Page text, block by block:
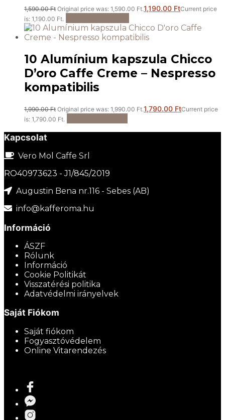
1,590.00Ft Original price was: 1,590.00 Ft.1,190.00 FtCurrent price
is: 1,190.00 Ft.
10 Alumínium kapszula Chicco
D’oro Caffe Creme – Nespresso
kompatibilis
1,990.00Ft Original price was: 1,990.00 Ft.1,790.00 FtCurrent price
is: 1,790.00 Ft.
Kapcsolat
Vero Mol Caffe Srl
RO40973623 - J1/845/2019
Augustin Bena nr.116 - Sebes (AB)
info@kafferoma.hu
Információ
ÁSZF
Rólunk
Információ
Cookie Politikát
Visszatérési politika
Adatvédelmi irányelvek
Saját Fiókom
Saját fiókom
Fogyasztóvédelem
Online Vitarendezés